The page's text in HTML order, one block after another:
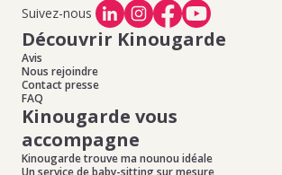
Suivez-nous
Découvrir Kinougarde
Avis
Nous rejoindre
Contact presse
FAQ
Kinougarde vous
accompagne
Kinougarde trouve ma nounou idéale
Un service de baby-sitting sur mesure